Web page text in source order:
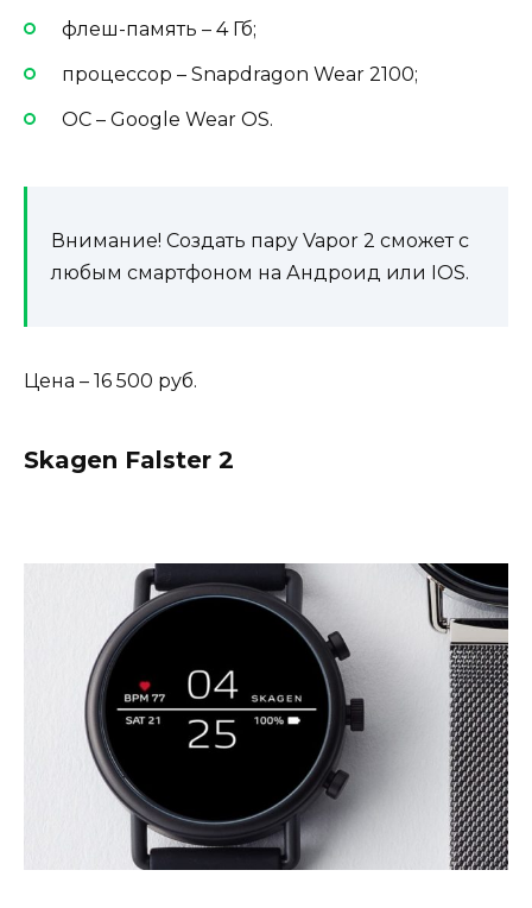
флеш-память – 4 Гб;
процессор – Snapdragon Wear 2100;
ОС – Google Wear OS.
Внимание! Создать пару Vapor 2 сможет с
любым смартфоном на Андроид или IOS.
Цена – 16 500 руб.
Skagen Falster 2